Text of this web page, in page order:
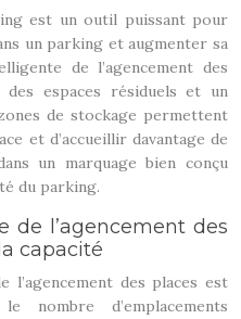
est un outil puissant pour
un parking et augmenter sa
de l’agencement des
des espaces résiduels et un
de stockage permettent
et d’accueillir davantage de
un marquage bien conçu
du parking.
de l’agencement des
capacité
des places est
nombre d’emplacements